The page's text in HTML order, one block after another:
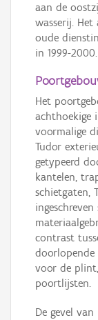
aan de
wasserij.
oude
in 1999-2000.
Het
achthoekige
voormalige
Tudor
getypeerd
kantelen,
schietgaten,
contrast
voor de
poortlijsten.
De gevel